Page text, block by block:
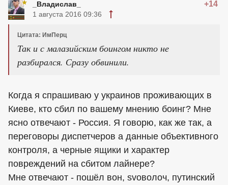
_Владислав_ +14
1 августа 2016 09:36
Цитата: ИмПерц
Так и с малазийским боингом никто не
разбирался. Сразу обвинили.
Когда я спрашиваю у украинов проживающих в
Киеве, кто сбил по вашему мнению боинг? Мне
ясно отвечают - Россия. Я говорю, как же так, а
переговоры диспетчеров а данные объективного
контроля, а черные ящики и характер
повреждений на сбитом лайнере?
Мне отвечают - пошёл вон, svоволоч, путинский